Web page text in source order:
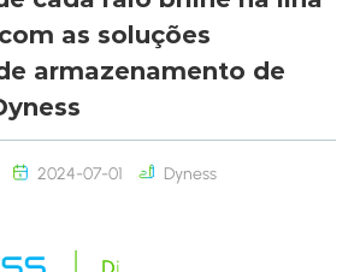
as soluções
armazenamento de
2024-07-01 Dyness